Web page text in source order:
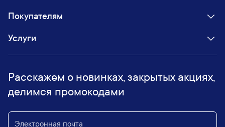
Покупателям
Услуги
Расскажем о новинках, закрытых акциях,
делимся промокодами